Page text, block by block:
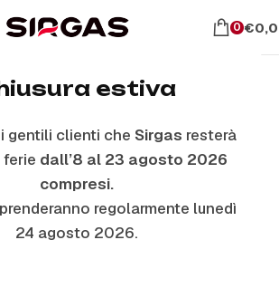
estiva
gentili clienti che Sirgas resterà
ferie dall’8 al 23 agosto 2026
compresi.
regolarmente lunedì
24 agosto 2026.
0 €